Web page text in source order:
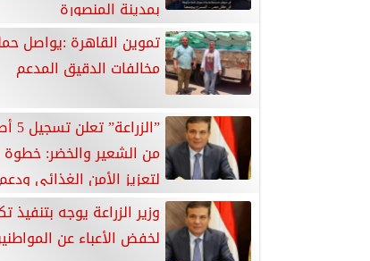
بمدينة المنصورة
تموين القاهرة :يواصل
مخالفات الدقيق المدعم
من الشعير والخضر: خطوة
لتعزيز الأمن الغذائي
المستدامة
وزير الزراعة يوجه بتنفيذ
لخفض الأعباء عن